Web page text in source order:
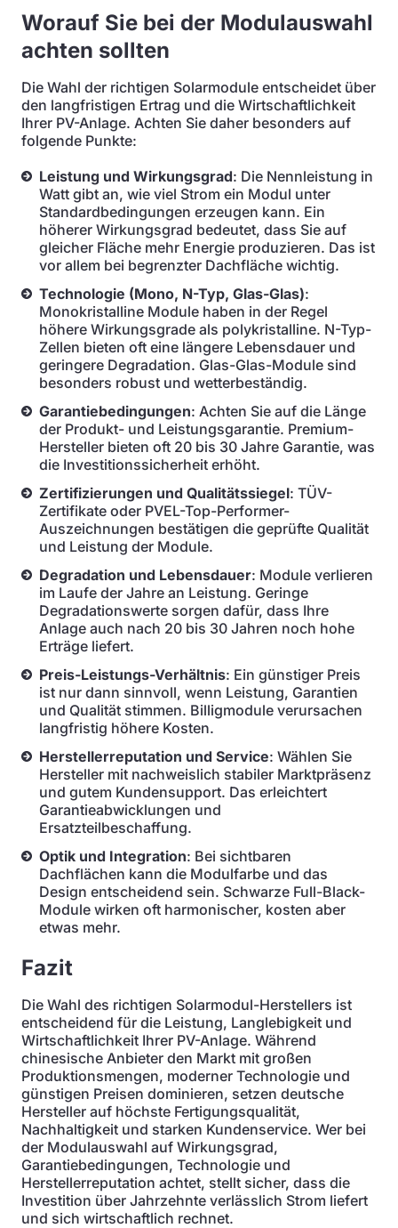
Worauf Sie bei der Modulauswahl
achten sollten
Die Wahl der richtigen Solarmodule entscheidet über
den langfristigen Ertrag und die Wirtschaftlichkeit
Ihrer PV-Anlage. Achten Sie daher besonders auf
folgende Punkte:
Leistung und Wirkungsgrad: Die Nennleistung in
Watt gibt an, wie viel Strom ein Modul unter
Standardbedingungen erzeugen kann. Ein
höherer Wirkungsgrad bedeutet, dass Sie auf
gleicher Fläche mehr Energie produzieren. Das ist
vor allem bei begrenzter Dachfläche wichtig.
Technologie (Mono, N-Typ, Glas-Glas):
Monokristalline Module haben in der Regel
höhere Wirkungsgrade als polykristalline. N-Typ-
Zellen bieten oft eine längere Lebensdauer und
geringere Degradation. Glas-Glas-Module sind
besonders robust und wetterbeständig.
Garantiebedingungen: Achten Sie auf die Länge
der Produkt- und Leistungsgarantie. Premium-
Hersteller bieten oft 20 bis 30 Jahre Garantie, was
die Investitionssicherheit erhöht.
Zertifizierungen und Qualitätssiegel: TÜV-
Zertifikate oder PVEL-Top-Performer-
Auszeichnungen bestätigen die geprüfte Qualität
und Leistung der Module.
Degradation und Lebensdauer: Module verlieren
im Laufe der Jahre an Leistung. Geringe
Degradationswerte sorgen dafür, dass Ihre
Anlage auch nach 20 bis 30 Jahren noch hohe
Erträge liefert.
Preis-Leistungs-Verhältnis: Ein günstiger Preis
ist nur dann sinnvoll, wenn Leistung, Garantien
und Qualität stimmen. Billigmodule verursachen
langfristig höhere Kosten.
Herstellerreputation und Service: Wählen Sie
Hersteller mit nachweislich stabiler Marktpräsenz
und gutem Kundensupport. Das erleichtert
Garantieabwicklungen und
Ersatzteilbeschaffung.
Optik und Integration: Bei sichtbaren
Dachflächen kann die Modulfarbe und das
Design entscheidend sein. Schwarze Full-Black-
Module wirken oft harmonischer, kosten aber
etwas mehr.
Fazit
Die Wahl des richtigen Solarmodul-Herstellers ist
entscheidend für die Leistung, Langlebigkeit und
Wirtschaftlichkeit Ihrer PV-Anlage. Während
chinesische Anbieter den Markt mit großen
Produktionsmengen, moderner Technologie und
günstigen Preisen dominieren, setzen deutsche
Hersteller auf höchste Fertigungsqualität,
Nachhaltigkeit und starken Kundenservice. Wer bei
der Modulauswahl auf Wirkungsgrad,
Garantiebedingungen, Technologie und
Herstellerreputation achtet, stellt sicher, dass die
Investition über Jahrzehnte verlässlich Strom liefert
und sich wirtschaftlich rechnet.